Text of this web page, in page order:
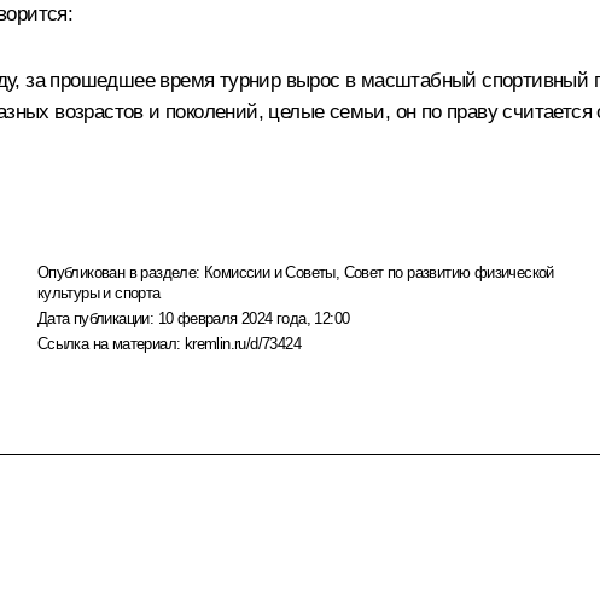
за прошедшее время турнир вырос в масштабный спортивный
возрастов и поколений, целые семьи, он по праву
Опубликован в разделе: Комиссии и Советы, Совет по развитию физической
культуры и спорта
Дата публикации: 10 февраля 2024 года, 12:00
Ссылка на материал: kremlin.ru/d/73424